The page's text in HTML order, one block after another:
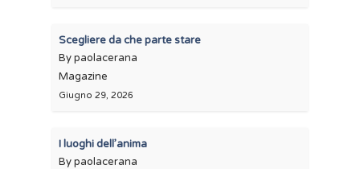
Scegliere da che parte stare
By paolacerana
Magazine
Giugno 29, 2026
I luoghi dell’anima
By paolacerana